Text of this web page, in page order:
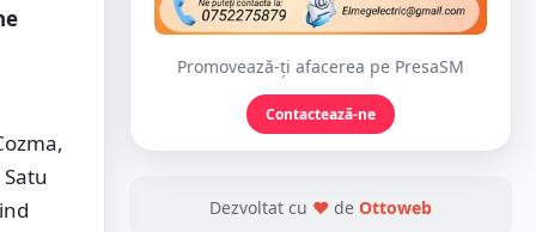
Promovează-ți afacerea pe PresaSM
Contactează-ne
Dezvoltat cu ❤ de Ottoweb